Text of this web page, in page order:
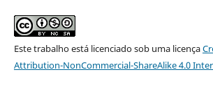
Este trabalho está licenciado sob uma licença
Attribution-NonCommercial-ShareAlike 4.0